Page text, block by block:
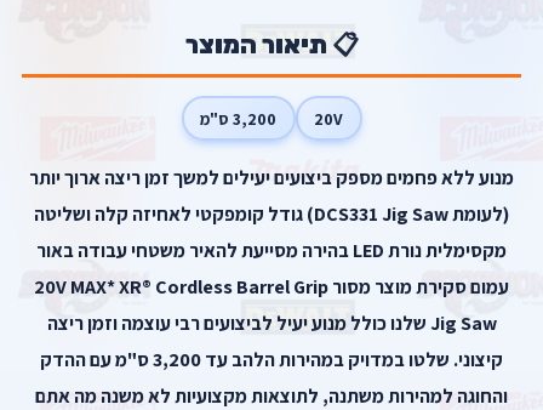
📋 תיאור המוצר
20V 3,200 ס"מ
מנוע ללא פחמים מספק ביצועים יעילים למשך זמן ריצה ארוך יותר
(לעומת DCS331 Jig Saw) גודל קומפקטי לאחיזה קלה ושליטה
מקסימלית נורת LED בהירה מסייעת להאיר משטחי עבודה באור
עמום סקירת מוצר מסור 20V MAX* XR® Cordless Barrel Grip
Jig Saw שלנו כולל מנוע יעיל לביצועים רבי עוצמה וזמן ריצה
קיצוני. שלטו במדויק במהירות הלהב עד 3,200 ס"מ עם ההדק
והחוגה למהירות משתנה, לתוצאות מקצועיות לא משנה מה אתם